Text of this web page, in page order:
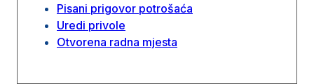
Pisani prigovor potrošaća
Uredi privole
Otvorena radna mjesta